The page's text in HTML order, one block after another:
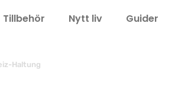
Tillbehör Nytt liv Guider
Haltung